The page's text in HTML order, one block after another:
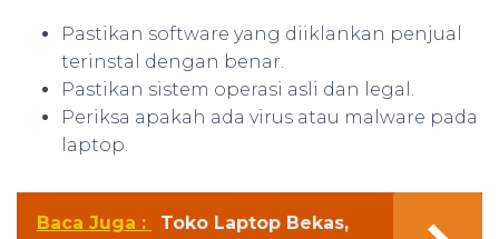
Pastikan software yang diiklankan penjual
terinstal dengan benar.
Pastikan sistem operasi asli dan legal.
Periksa apakah ada virus atau malware pada
laptop.
Baca Juga :
Toko Laptop Bekas,